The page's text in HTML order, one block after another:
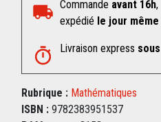
Commande avant 16h,
expédié le jour même
Livraison express
Rubrique : Mathématiques
ISBN : 9782383951537